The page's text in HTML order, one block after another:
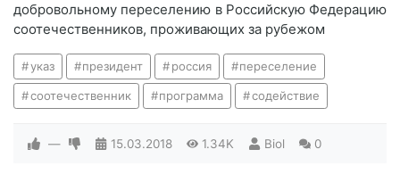
добровольному переселению в Российскую Федерацию
соотечественников, проживающих за рубежом
указ президент россия переселение
соотечественник программа содействие
— 15.03.2018 1.34K Biol 0